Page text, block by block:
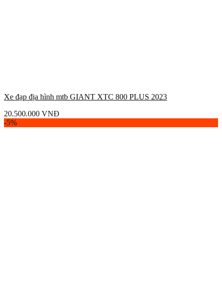
Xe đạp địa hình mtb GIANT XTC 800 PLUS 2023
20.500.000 VNĐ
-5%